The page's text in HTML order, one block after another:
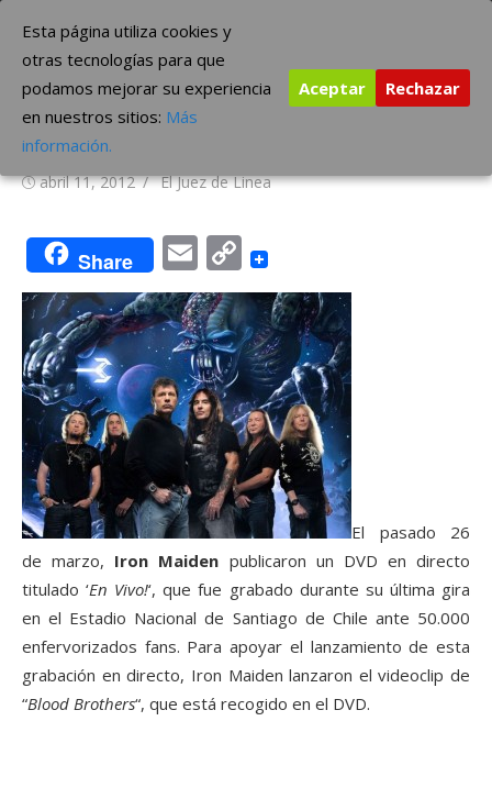
contenido
The Borderline Music
Vídeo: Iron Maiden – “Blood
Brothers” (Live)
Publicada
abril 11, 2012 Autor
El Juez de Linea
Share EmailCopy
Link
El pasado 26
de marzo, Iron Maiden publicaron un DVD en directo
titulado ‘En Vivo!‘, que fue grabado durante su última gira
en el Estadio Nacional de Santiago de Chile ante 50.000
enfervorizados fans. Para apoyar el lanzamiento de esta
grabación en directo, Iron Maiden lanzaron el videoclip de
“Blood Brothers“, que está recogido en el DVD.
Esta página utiliza cookies y
otras tecnologías para que
podamos mejorar su experiencia
en nuestros sitios: Más
información.
Aceptar Rechazar